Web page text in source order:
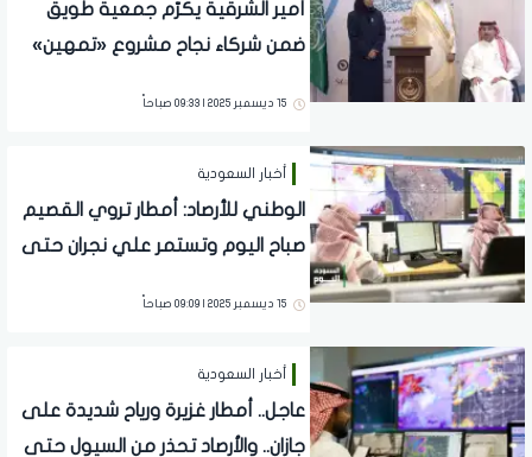
أمير الشرقية يكرّم جمعية طويق
ضمن شركاء نجاح مشروع «تمهين»
15 ديسمبر 2025 | 09:33 صباحاً
أخبار السعودية
الوطني للأرصاد: أمطار تروي القصيم
صباح اليوم وتستمر علي نجران حتى
15 ديسمبر 2025 | 09:09 صباحاً
أخبار السعودية
عاجل.. أمطار غزيرة ورياح شديدة على
جازان.. والأرصاد تحذر من السيول حتى